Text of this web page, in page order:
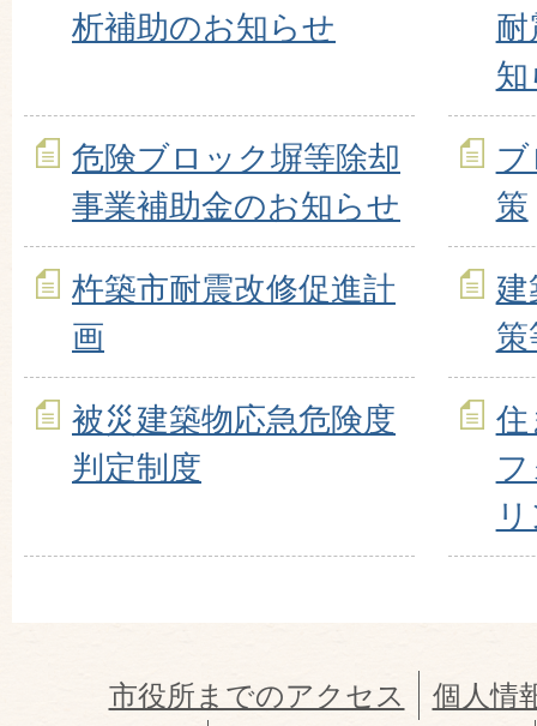
析補助のお知らせ
耐
危険ブロック塀等除却
事業補助金のお知らせ
策
杵築市耐震改修促進計
画
建
被災建築物応急危険度
判定制度
住
市役所までのアクセス
個人情